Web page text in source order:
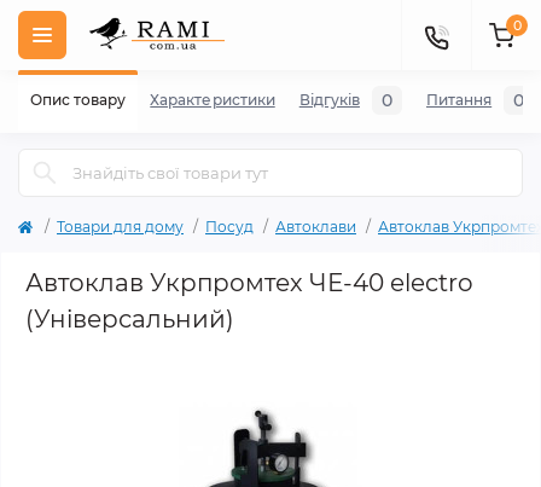
0
Товари для дому Посуд Автоклави Автоклав
Автоклав Укрпромтех ЧЕ-40 electro
(Універсальний)
Опис товару Характеристики Відгуків 0 Питання 0